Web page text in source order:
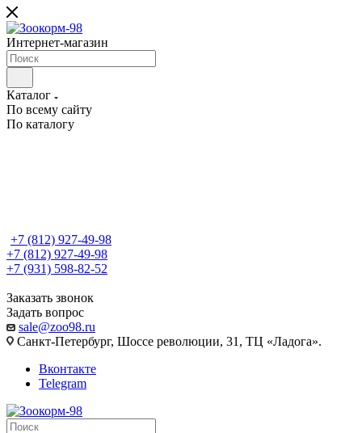
Интернет-магазин
Каталог
По всему сайту
По каталогу
+7 (812) 927-49-98
+7 (812) 927-49-98
+7 (931) 598-82-52
Заказать звонок
Задать вопрос
sale@zoo98.ru
Санкт-Петербург, Шоссе революции, 31, ТЦ «Ладога».
Вконтакте
Telegram